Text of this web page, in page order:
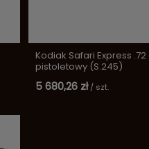
Kodiak Safari Express
pistoletowy (S.245)
5 680,26 zł / szt.